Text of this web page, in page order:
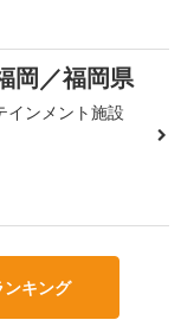
岡／福岡県
インメント施設
キング